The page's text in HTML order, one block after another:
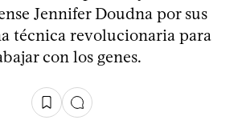
Jennifer Doudna por sus
técnica revolucionaria para
con los genes.